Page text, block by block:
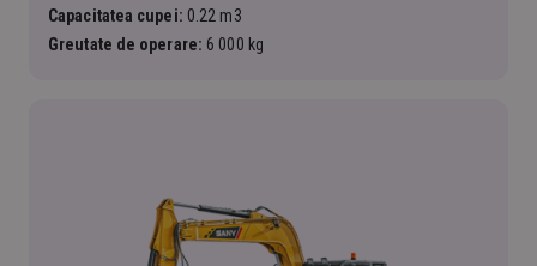
Capacitatea cupei: 0.22 m3
Greutate de operare: 6 000 kg